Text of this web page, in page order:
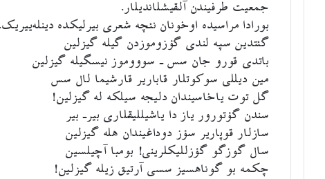
جمعیت طرفیندن آلقیشلاندیلار.
بورادا مراسیده اوخونان نئچه شعری بیرلیکده دینله‌ییریک.
گئتدین سپه لندی گؤزوموزدن گیله گیزلین
باتدی قورو جان سس ـ سوووموز نیسگیله گیزلین
مین دیللی سوکوتلار قاباریر قارشیما لال سس
گل توت یاخاسیندان دلیجه سیلکه له گیزلین!
سندن گؤتورور یاز دا یاشیللیقلاری بیرـ بیر
سازلار قوپاریر سؤز دوداغیندان هله گیزلین
سال گوزگو گؤزللیکلرینی! بومبا آچیلسین
چکمه بو گوناهسیز سسی آرتیق زیله گیزلین!